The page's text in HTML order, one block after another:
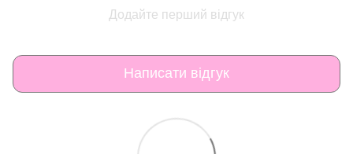
Додайте перший відгук
Написати відгук